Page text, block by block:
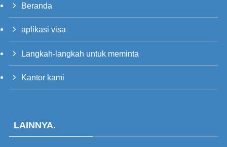
Beranda
aplikasi visa
Langkah-langkah untuk meminta
Kantor kami
LAINNYA.
PT
TH
PT_BR